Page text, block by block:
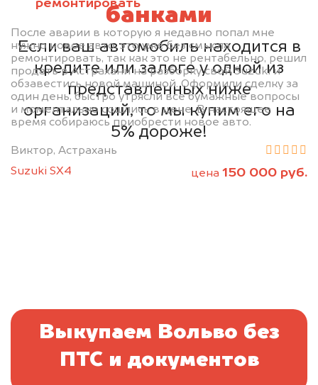
ремонтировать
После аварии в которую я недавно попал мне
нужно новое авто, это уже без смысла
ремонтировать, так как это не рентабельно, решил
продать в Астрахани на разборку свой Suzuki и
обзавестись новой машиной. Оформили сделку за
один день, быстро утрясли все бумажные вопросы
и моментально сошлись в цене. В настоящее
время собираюсь приобрести новое авто.
Виктор, Астрахань
Suzuki SX4
цена 150 000 руб.
банками
Если ваш автомобиль находится в
кредите или залоге у одной из
представленных ниже
организаций, то мы купим его на
5% дороже!
Выкупаем Вольво без
ПТС и документов